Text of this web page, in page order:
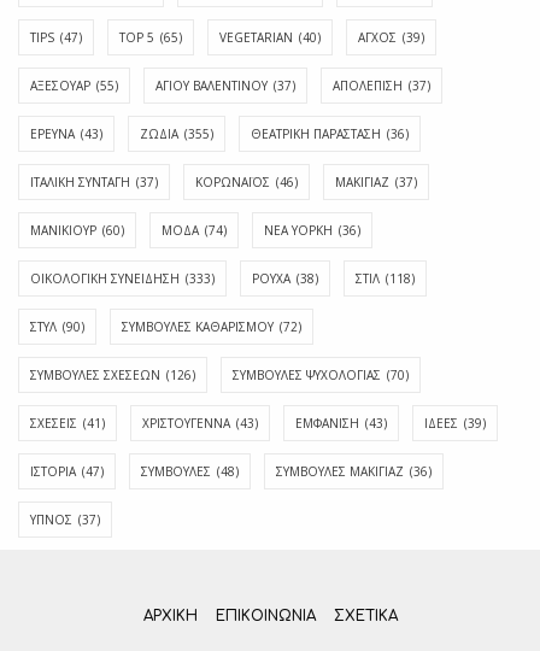
TIPS (47) TOP 5 (65) VEGETARIAN (40) ΑΓΧΟΣ (39)
ΑΞΕΣΟΥΑΡ (55) ΑΓΊΟΥ ΒΑΛΕΝΤΊΝΟΥ (37) ΑΠΟΛΈΠΙΣΗ (37)
ΕΡΕΥΝΑ (43) ΖΩΔΙΑ (355) ΘΕΑΤΡΙΚΗ ΠΑΡΑΣΤΑΣΗ (36)
ΙΤΑΛΙΚΗ ΣΥΝΤΑΓΗ (37) ΚΟΡΩΝΑΪΟΣ (46) ΜΑΚΙΓΙΑΖ (37)
ΜΑΝΙΚΙΟΥΡ (60) ΜΟΔΑ (74) ΝΕΑ ΥΟΡΚΗ (36)
ΟΙΚΟΛΟΓΙΚΗ ΣΥΝΕΙΔΗΣΗ (333) ΡΟΥΧΑ (38) ΣΤΙΛ (118)
ΣΤΥΛ (90) ΣΥΜΒΟΥΛΕΣ ΚΑΘΑΡΙΣΜΟΥ (72)
ΣΥΜΒΟΥΛΕΣ ΣΧΕΣΕΩΝ (126) ΣΥΜΒΟΥΛΕΣ ΨΥΧΟΛΟΓΙΑΣ (70)
ΣΧΕΣΕΙΣ (41) ΧΡΙΣΤΟΥΓΕΝΝΑ (43) ΕΜΦΆΝΙΣΗ (43) ΙΔΈΕΣ (39)
ΙΣΤΟΡΊΑ (47) ΣΥΜΒΟΥΛΈΣ (48) ΣΥΜΒΟΥΛΈΣ ΜΑΚΙΓΙΆΖ (36)
ΎΠΝΟΣ (37)
ΑΡΧΙΚΗ ΕΠΙΚΟΙΝΩΝΊΑ ΣΧΕΤΙΚΆ